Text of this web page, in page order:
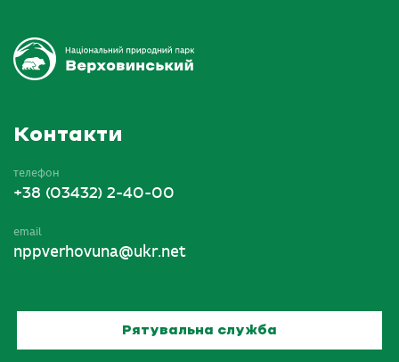
Контакти
телефон
+38 (03432) 2-40-00
email
nppverhovuna@ukr.net
Рятувальна служба